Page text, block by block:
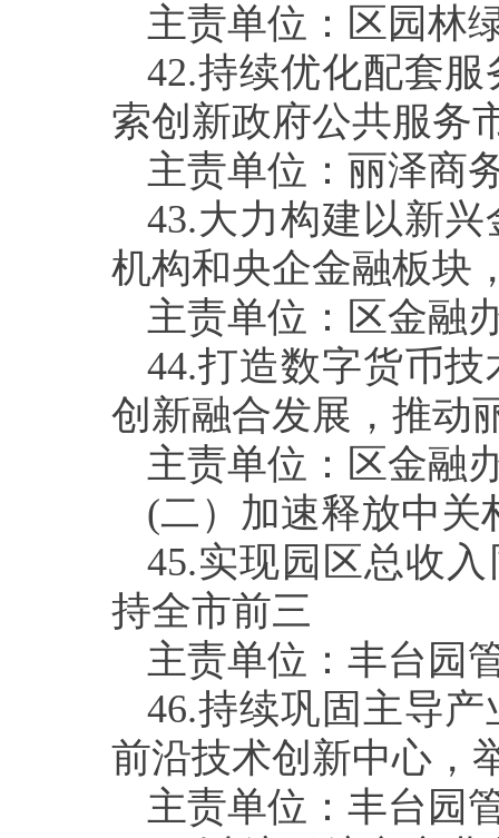
主责单位：区园林
42.持续优化配套
索创新政府公共服务
主责单位：丽泽商
43.大力构建以新
机构和央企金融板块
主责单位：区金融
44.打造数字货币
创新融合发展，推动
主责单位：区金融
(二）加速释放中关
45.实现园区总收
持全市前三
主责单位：丰台园
46.持续巩固主导
前沿技术创新中心，
主责单位：丰台园